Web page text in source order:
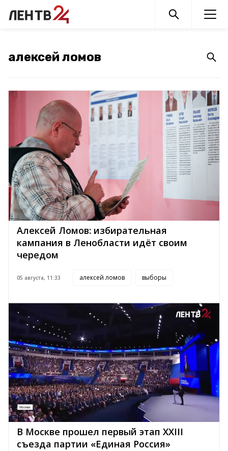
Алексей Ломов: избирательная
кампания в Ленобласти идёт своим
чередом
05 августа, 11:33 алексей ломов выборы
В Москве прошел первый этап XXIII
съезда партии «Единая Россия»